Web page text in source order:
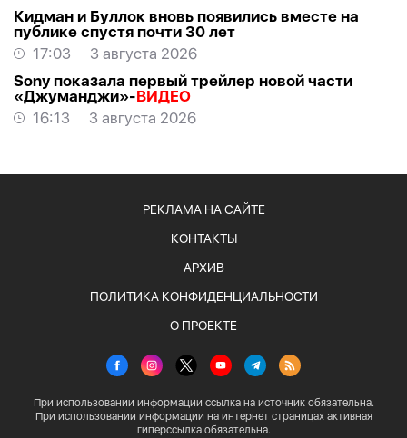
Кидман и Буллок вновь появились вместе на
публике спустя почти 30 лет
17:03
3 августа 2026
Sony показала первый трейлер новой части
«Джуманджи»-ВИДЕО
16:13
3 августа 2026
РЕКЛАМА НА САЙТЕ
КОНТАКТЫ
АРХИВ
ПОЛИТИКА КОНФИДЕНЦИАЛЬНОСТИ
О ПРОЕКТЕ
При использовании информации ссылка на источник обязательна.
При использовании информации на интернет страницах активная
гиперссылка обязательна.